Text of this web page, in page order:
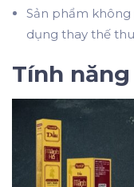
Sản phẩm
dụng thay thế
Tính